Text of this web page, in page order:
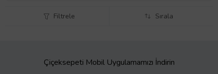
Filtrele Sırala
Çiçeksepeti Mobil Uygulamamızı İndirin